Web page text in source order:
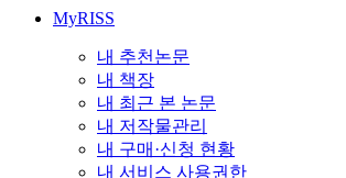
MyRISS
내 추천논문
내 책장
내 최근 본 논문
내 저작물관리
내 구매·신청 현황
내 서비스 사용권한